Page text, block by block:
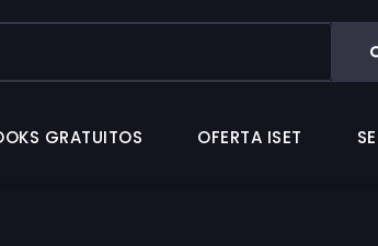
GRATUITOS OFERTA ISET